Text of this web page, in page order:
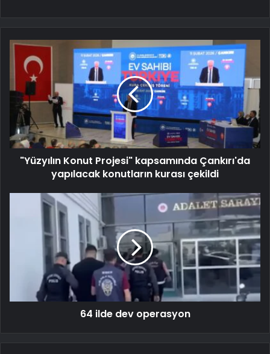
"Yüzyılın Konut Projesi" kapsamında Çankırı'da
yapılacak konutların kurası çekildi
64 ilde dev operasyon